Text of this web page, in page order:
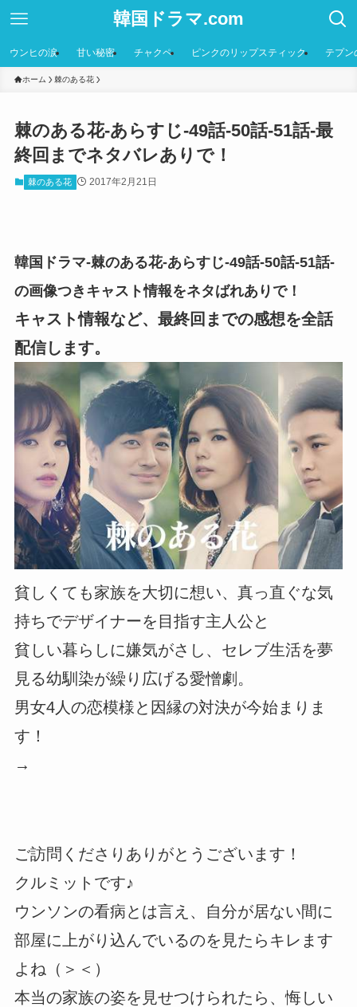
韓国ドラマ.com
ウンヒの涙 甘い秘密 チャクペ ピンクのリップスティック テプン
ホーム 棘のある花
棘のある花-あらすじ-49話-50話-51話-最
終回までネタバレありで！
棘のある花 2017年2月21日
韓国ドラマ-棘のある花-あらすじ-49話-50話-51話-
の画像つきキャスト情報をネタばれありで！
キャスト情報など、最終回までの感想を全話
配信します。
貧しくても家族を大切に想い、真っ直ぐな気
持ちでデザイナーを目指す主人公と
貧しい暮らしに嫌気がさし、セレブ生活を夢
見る幼馴染が繰り広げる愛憎劇。
男女4人の恋模様と因縁の対決が今始まりま
す！
→
ご訪問くださりありがとうございます！
クルミットです♪
ウンソンの看病とは言え、自分が居ない間に
部屋に上がり込んでいるのを見たらキレます
よね（＞＜）
本当の家族の姿を見せつけられたら、悔しい